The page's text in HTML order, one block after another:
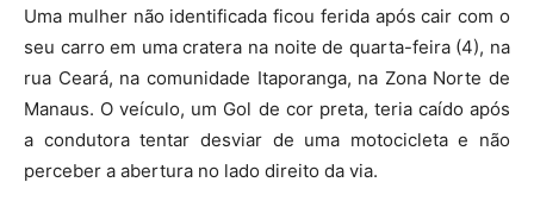
Uma mulher não identificada ficou ferida após cair com o
seu carro em uma cratera na noite de quarta-feira (4), na
rua Ceará, na comunidade Itaporanga, na Zona Norte de
Manaus. O veículo, um Gol de cor preta, teria caído após
a condutora tentar desviar de uma motocicleta e não
perceber a abertura no lado direito da via.